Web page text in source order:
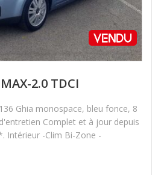
2.0 TDCI
Ghia monospace, bleu fonce, 8
Complet et à jour depuis
Intérieur -Clim Bi-Zone -